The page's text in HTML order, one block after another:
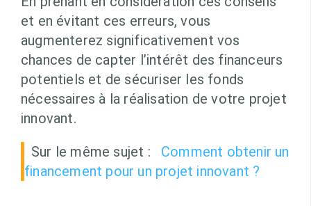
et en évitant ces erreurs, vous
augmenterez significativement vos
chances de capter l’intérêt des financeurs
potentiels et de sécuriser les fonds
nécessaires à la réalisation de votre projet
innovant.
Sur le même sujet :
Comment obtenir un
financement pour un projet innovant ?